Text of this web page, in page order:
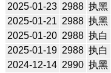
2025-01-23 2988 执黑
2025-01-21 2988 执黑
2025-01-20 2988 执白
2025-01-19 2988 执白
2024-12-14 2990 执黑